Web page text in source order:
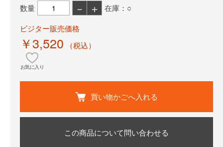
数量 － ＋
在庫：○
ビジター販売価格
￥3,520 （税込）
お気に入り
買い物かごへ入れる
この商品について問い合わせる